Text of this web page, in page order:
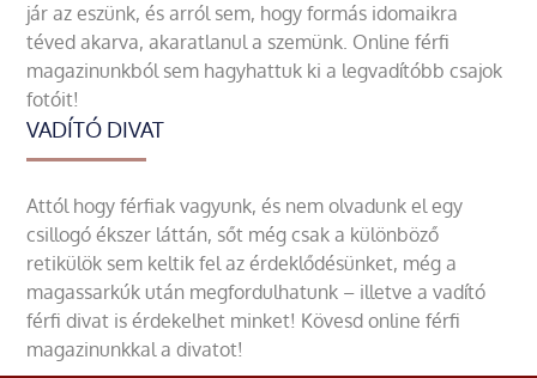
jár az eszünk, és arról sem, hogy formás idomaikra
téved akarva, akaratlanul a szemünk. Online férfi
magazinunkból sem hagyhattuk ki a legvadítóbb csajok
fotóit!
VADÍTÓ DIVAT
Attól hogy férfiak vagyunk, és nem olvadunk el egy
csillogó ékszer láttán, sőt még csak a különböző
retikülök sem keltik fel az érdeklődésünket, még a
magassarkúk után megfordulhatunk – illetve a vadító
férfi divat is érdekelhet minket! Kövesd online férfi
magazinunkkal a divatot!